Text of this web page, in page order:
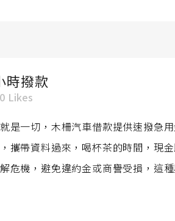
時撥款
0 Likes
是一切，木柵汽車借款提供速撥急
攜帶資料過來，喝杯茶的時間，現
危機，避免違約金或商譽受損，這